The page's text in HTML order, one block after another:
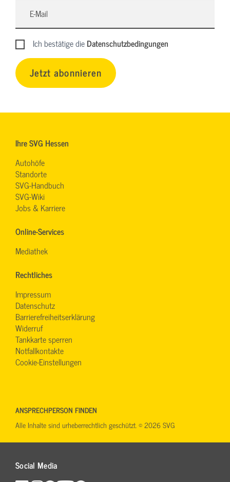
Ich bestätige dieDatenschutzbedingungen
Jetzt abonnieren
Ihre SVG Hessen
Autohöfe
Standorte
SVG-Handbuch
SVG-Wiki
Jobs & Karriere
Online-Services
Mediathek
Rechtliches
Impressum
Datenschutz
Barrierefreiheitserklärung
Widerruf
Tankkarte sperren
Notfallkontakte
Cookie-Einstellungen
Social Media
ANSPRECHPERSON FINDEN
Alle Inhalte sind urheberrechtlich geschützt. © 2026 SVG